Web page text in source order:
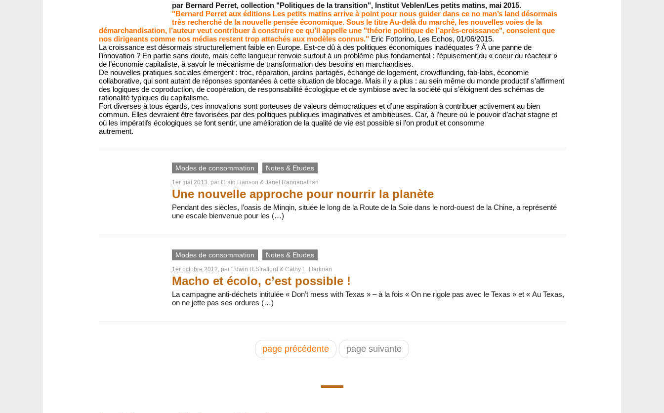
par Bernard Perret, collection "Politiques de la transition", Institut Veblen/Les petits matins, mai 2015.
"Bernard Perret aux éditions Les petits matins arrive à point pour nous guider dans ce no man’s land désormais
très recherché de la nouvelle pensée économique. Sous le titre Au-delà du marché, les nouvelles voies de la
démarchandisation, l’auteur veut contribuer à construire ce qu’il appelle une "théorie politique de l’après-croissance", conscient que
nos dirigeants comme nos médias restent trop attachés aux modèles connus."Eric Fottorino, Les Echos, 01/06/2015.
La croissance est désormais structurellement faible en Europe. Est-ce dû à des politiques économiques inadéquates ? À une panne de
l’innovation ? En partie sans doute, mais cette langueur renvoie surtout à un problème plus fondamental : l’épuisement du « coeur du réacteur »
de l’économie capitaliste, à savoir le mécanisme de transformation des besoins en marchandises.
De nouvelles pratiques sociales émergent : troc, réparation, jardins partagés, échange de logement, crowdfunding, fab-labs, économie
collaborative, qui sont autant de réponses spontanées à cette situation de blocage. Mais il y a plus : au sein même du monde productif s’affirment
des logiques de coproduction, de coopération, de responsabilité écologique et de symbiose avec la société qui s’éloignent des schémas de
rationalité typiques du capitalisme.
Fort diverses à tous égards, ces innovations sont porteuses de valeurs démocratiques et d’une aspiration à contribuer activement au bien
commun. Elles devraient être favorisées par des politiques publiques imaginatives et ambitieuses. Car, à l’heure où le pouvoir d’achat stagne et
où les impératifs écologiques se font sentir, une amélioration de la qualité de vie est possible si l’on produit et consomme
autrement.
Modes de consommation Notes & Etudes
1er mai 2013, par Craig Hanson & Janet Ranganathan
Une nouvelle approche pour nourrir la planète
Pendant des siècles, l’oasis de Minqin, située le long de la Route de la Soie dans le nord-ouest de la Chine, a représenté
une escale bienvenue pour les (…)
Modes de consommation Notes & Etudes
1er octobre 2012, par Edwin R.Strafford & Cathy L. Hartman
Macho et écolo, c’est possible !
La campagne anti-déchets intitulée « Don’t mess with Texas » – à la fois « On ne rigole pas avec le Texas » et « Au Texas,
on ne jette pas ses ordures (…)
page précédente page suivante